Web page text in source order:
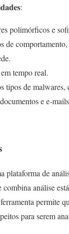
:
polimórficos e
de comportamento,
tempo real.
tipos de malwares,
e e-
plataforma de
combina análise
permite
para serem